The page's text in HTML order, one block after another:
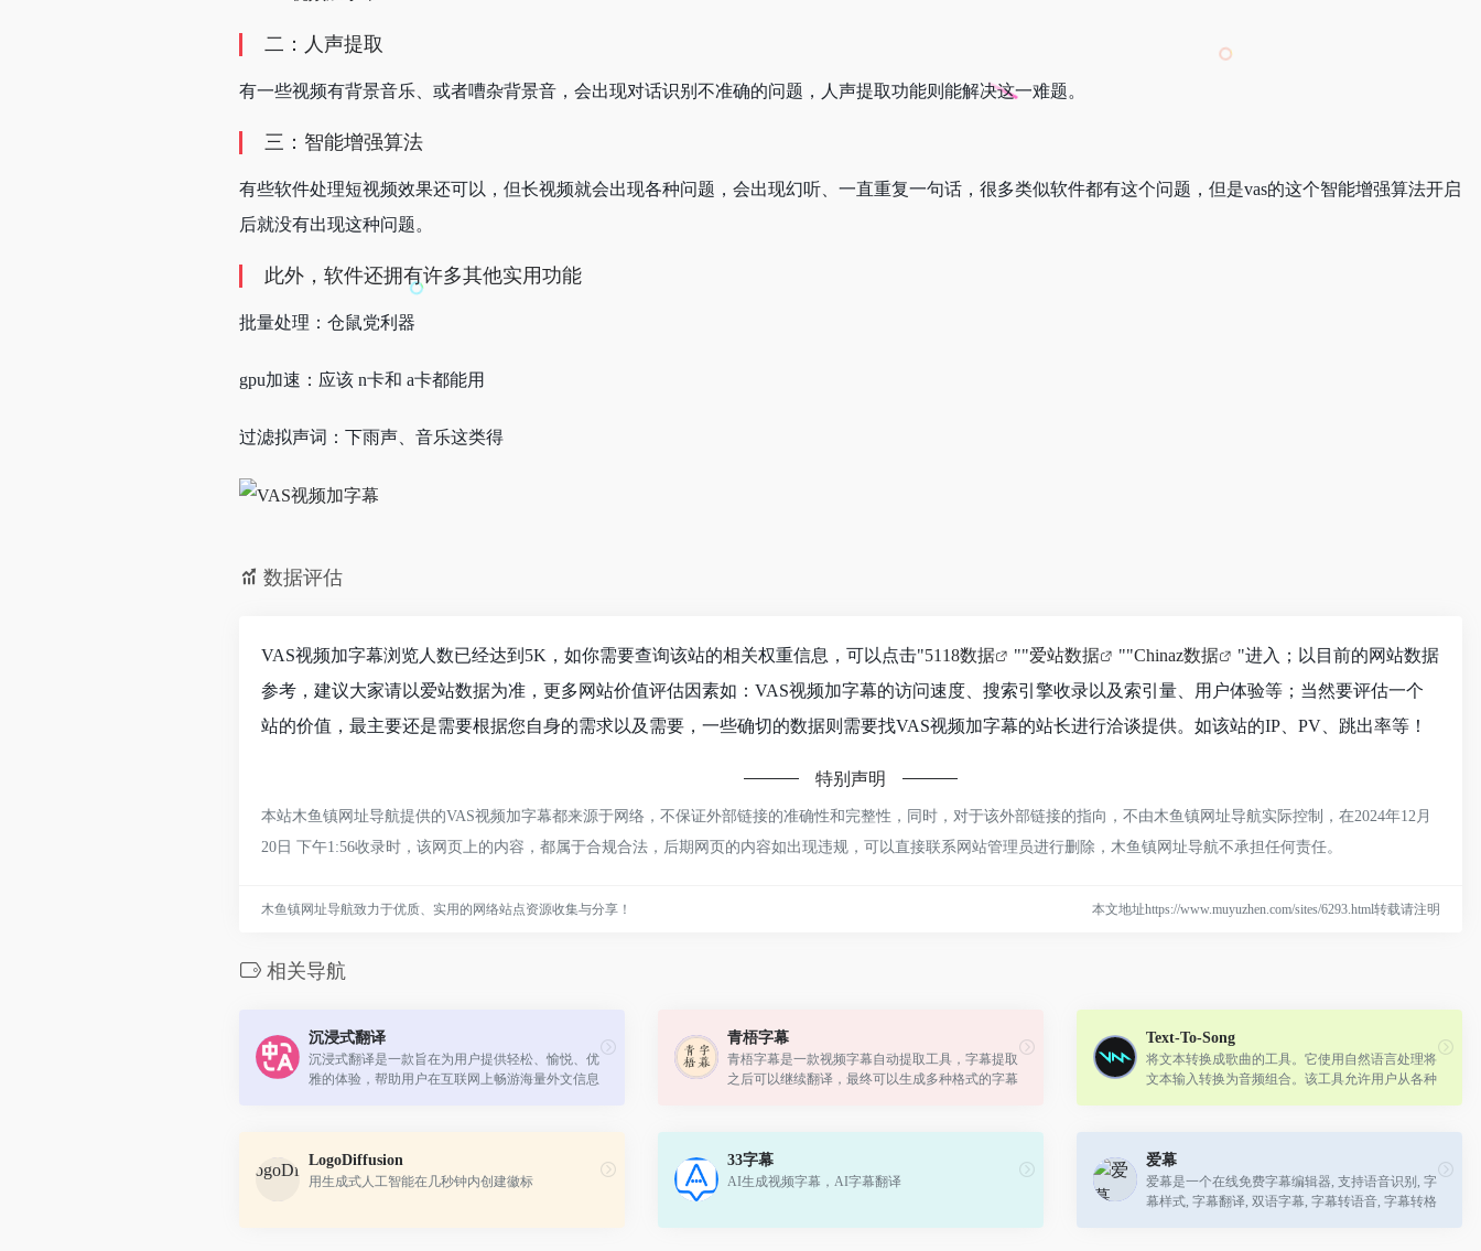
二： 人声提取
有一些视频有背景音乐、或者嘈杂背景音，会出现对话识别不准确的问题，人声提取功能则能解决这一难题。
三：智能增强算法
有些软件处理短视频效果还可以，但长视频就会出现各种问题，会出现幻听、一直重复一句话，很多类似软件都有这个问题，但是vas的这个智能增强算法开启
后就没有出现这种问题。
此外，软件还拥有许多其他实用功能
批量处理：仓鼠党利器
gpu加速：应该 n卡和 a卡都能用
过滤拟声词：下雨声、音乐这类得
数据评估
VAS视频加字幕浏览人数已经达到5K，如你需要查询该站的相关权重信息，可以点击"5118数据 ""爱站数据 ""Chinaz数据
"进入；以目前的网站数据
参考，建议大家请以爱站数据为准，更多网站价值评估因素如：VAS视频加字幕的访问速度、搜索引擎收录以及索引量、用户体验等；当然要评估一个
站的价值，最主要还是需要根据您自身的需求以及需要，一些确切的数据则需要找VAS视频加字幕的站长进行洽谈提供。如该站的IP、PV、跳出率等！
特别声明
本站木鱼镇网址导航提供的VAS视频加字幕都来源于网络，不保证外部链接的准确性和完整性，同时，对于该外部链接的指向，不由木鱼镇网址导航实际控制，在2024年12月
20日 下午1:56收录时，该网页上的内容，都属于合规合法，后期网页的内容如出现违规，可以直接联系网站管理员进行删除，木鱼镇网址导航不承担任何责任。
木鱼镇网址导航致力于优质、实用的网络站点资源收集与分享！ 本文地址https://www.muyuzhen.com/sites/6293.html转载请注明
相关导航
沉浸式翻译
沉浸式翻译是一款旨在为用户提供轻松、愉悦、优
雅的体验，帮助用户在互联网上畅游海量外文信息
青梧字幕
青梧字幕是一款视频字幕自动提取工具，字幕提取
之后可以继续翻译，最终可以生成多种格式的字幕
Text-To-Song
将文本转换成歌曲的工具。它使用自然语言处理将
文本输入转换为音频组合。该工具允许用户从各种
LogoDiffusion
用生成式人工智能在几秒钟内创建徽标
33字幕
AI生成视频字幕，AI字幕翻译
爱幕
爱幕是一个在线免费字幕编辑器, 支持语音识别, 字
幕样式, 字幕翻译, 双语字幕, 字幕转语音, 字幕转格